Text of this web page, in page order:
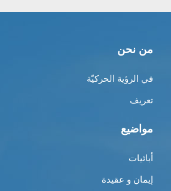
من نحن
في الرؤية الحركيّة
تعريف
مواضيع
أبائيات
إيمان و عقيدة